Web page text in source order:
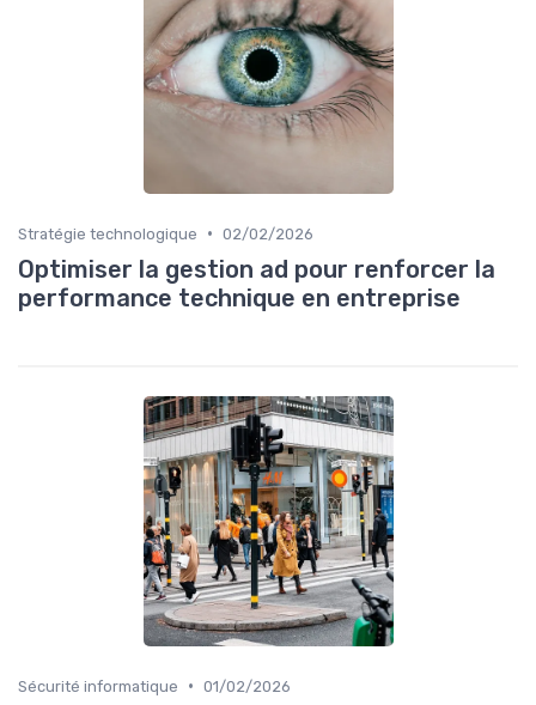
Stratégie technologique • 02/02/2026
Optimiser la gestion ad pour renforcer la
performance technique en entreprise
Sécurité informatique • 01/02/2026